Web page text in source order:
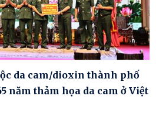
da cam/dioxin thành phố
năm thảm họa da cam ở Việt